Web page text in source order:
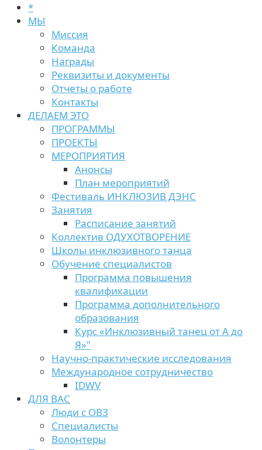
*
МЫ
Миссия
Команда
Награды
Реквизиты и документы
Отчеты о работе
Контакты
ДЕЛАЕМ ЭТО
ПРОГРАММЫ
ПРОЕКТЫ
МЕРОПРИЯТИЯ
Анонсы
План мероприятий
Фестиваль ИНКЛЮЗИВ ДЭНС
Занятия
Расписание занятий
Коллектив ОДУХОТВОРЕНИЕ
Школы инклюзивного танца
Обучение специалистов
Программа повышения
квалификации
Программа дополнительного
образования
Курс «Инклюзивный танец от А до
Я»"
Научно-практические исследования
Международное сотрудничество
IDWV
ДЛЯ ВАС
Люди с ОВЗ
Специалисты
Волонтеры